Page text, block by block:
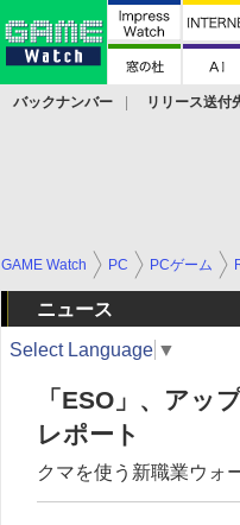
バックナンバー リリース送付
GAME Watch PC PCゲーム
ニュース
Select Language ▼
「ESO」、アッ
レポート
クマを使う新職業ウォ